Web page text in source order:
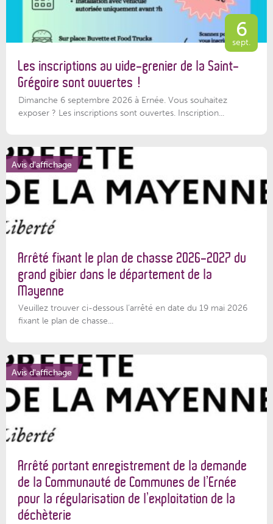
6
sept.
Les inscriptions au vide-grenier de la Saint-
Grégoire sont ouvertes !
Dimanche 6 septembre 2026 à Ernée. Vous souhaitez
exposer ? Les inscriptions sont ouvertes. Inscription...
Avis d'affichage
Arrêté fixant le plan de chasse 2026-2027 du
grand gibier dans le département de la
Mayenne
Veuillez trouver ci-dessous l’arrêté en date du 19 mai 2026
fixant le plan de chasse...
Avis d'affichage
Arrêté portant enregistrement de la demande
de la Communauté de Communes de l’Ernée
pour la régularisation de l’exploitation de la
déchèterie